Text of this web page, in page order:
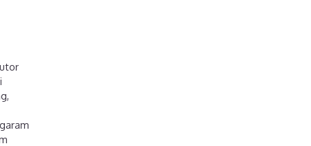
,
garam